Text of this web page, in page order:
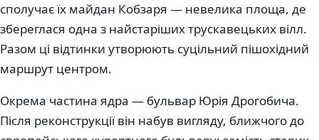
сполучає їх майдан Кобзаря — невелика площа, де
збереглася одна з найстаріших трускавецьких вілл.
Разом ці відтинки утворюють суцільний пішохідний
маршрут центром.
Окрема частина ядра — бульвар Юрія Дрогобича.
Після реконструкції він набув вигляду, ближчого до